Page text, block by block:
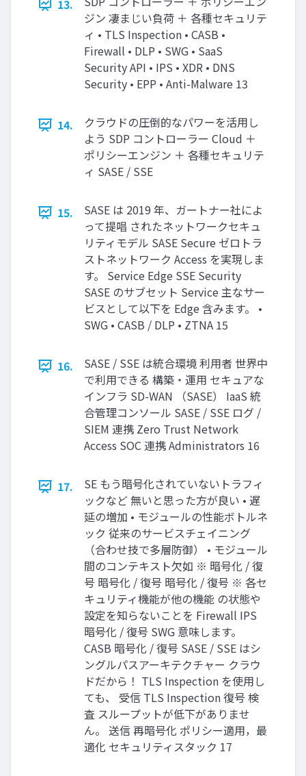
13.
ジン 凄まじい負荷 ＋ 各種セキュリテ
ィ • TLS Inspection • CASB •
Firewall • DLP • SWG • SaaS
Security API • IPS • XDR • DNS
Security • EPP • Anti-Malware 13
14.
クラウドの圧倒的なパワーを活用し
よう SDP コントローラー Cloud ＋
ポリシーエンジン ＋ 各種セキュリテ
ィ SASE / SSE
15.
SASE は 2019 年、ガートナー社によ
って提唱 されたネットワークセキュ
リティモデル SASE Secure ゼロトラ
ストネットワーク Access を実現しま
す。 Service Edge SSE Security
SASE のサブセット Service 主なサー
ビスとして以下を Edge 含みます。 •
SWG • CASB / DLP • ZTNA 15
16.
SASE / SSE は統合環境 利用者 世界中
で利用できる 構築・運用 セキュアな
インフラ SD-WAN （SASE） IaaS 統
合管理コンソール SASE / SSE ログ /
SIEM 連携 Zero Trust Network
Access SOC 連携 Administrators 16
17.
SE もう暗号化されていないトラフィ
ックなど 無いと思った方が良い • 遅
延の増加 • モジュールの性能ボトルネ
ック 従来のサービスチェイニング
（合わせ技で多層防御） • モジュール
間のコンテキスト欠如 ※ 暗号化 / 復
号 暗号化 / 復号 暗号化 / 復号 ※ 各セ
キュリティ機能が他の機能 の状態や
設定を知らないことを Firewall IPS
暗号化 / 復号 SWG 意味します。
CASB 暗号化 / 復号 SASE / SSE はシ
ングルパスアーキテクチャー クラウ
ドだから！ TLS Inspection を使用し
ても、 受信 TLS Inspection 復号 検
査 スループットが低下がありませ
ん。 送信 再暗号化 ポリシー適用，最
適化 セキュリティスタック 17